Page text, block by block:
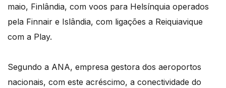
maio, Finlândia, com voos para Helsínquia operados
pela Finnair e Islândia, com ligações a Reiquiavique
com a Play.
Segundo a ANA, empresa gestora dos aeroportos
nacionais, com este acréscimo, a conectividade do